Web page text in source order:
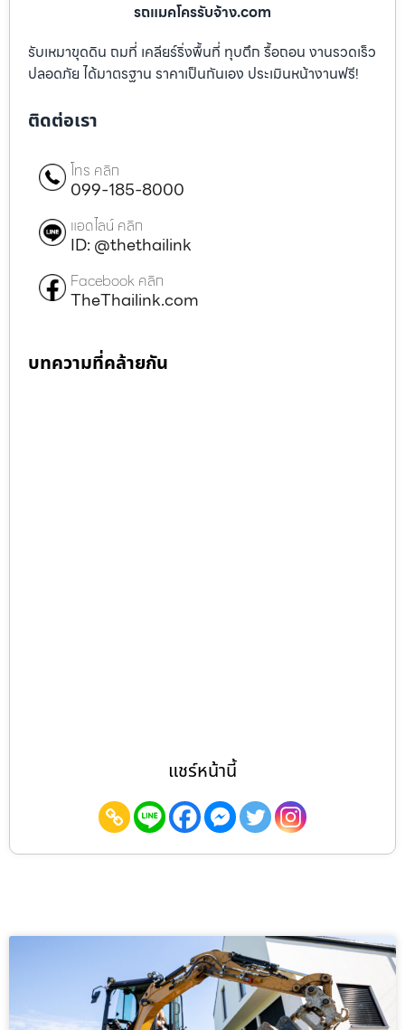
รถแมคโครรับจ้าง.com
รับเหมาขุดดิน ถมที่ เคลียร์ริ่งพื้นที่ ทุบตึก รื้อถอน งานรวดเร็ว
ปลอดภัย ได้มาตรฐาน ราคาเป็นกันเอง ประเมินหน้างานฟรี!
ติดต่อเรา
โทร คลิก
099-185-8000
แอดไลน์ คลิก
ID: @thethailink
Facebook คลิก
TheThailink.com
บทความที่คล้ายกัน
แชร์หน้านี้